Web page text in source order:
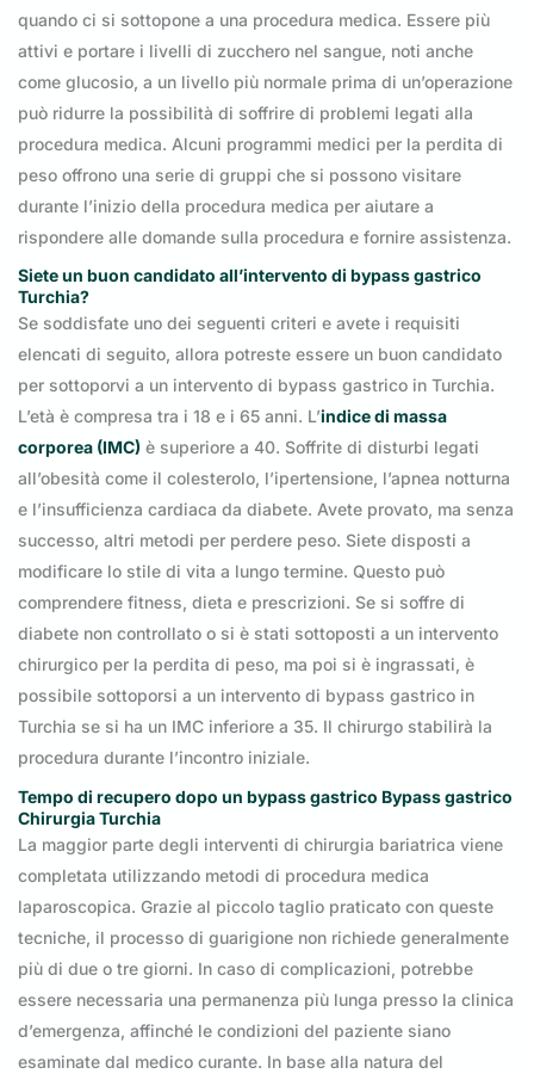
quando ci si sottopone a una procedura medica. Essere più
attivi e portare i livelli di zucchero nel sangue, noti anche
come glucosio, a un livello più normale prima di un’operazione
può ridurre la possibilità di soffrire di problemi legati alla
procedura medica. Alcuni programmi medici per la perdita di
peso offrono una serie di gruppi che si possono visitare
durante l’inizio della procedura medica per aiutare a
rispondere alle domande sulla procedura e fornire assistenza.
Siete un buon candidato all’intervento di bypass gastrico
Turchia?
Se soddisfate uno dei seguenti criteri e avete i requisiti
elencati di seguito, allora potreste essere un buon candidato
per sottoporvi a un intervento di bypass gastrico in Turchia.
L’età è compresa tra i 18 e i 65 anni. L’indice di massa
corporea (IMC) è superiore a 40. Soffrite di disturbi legati
all’obesità come il colesterolo, l’ipertensione, l’apnea notturna
e l’insufficienza cardiaca da diabete. Avete provato, ma senza
successo, altri metodi per perdere peso. Siete disposti a
modificare lo stile di vita a lungo termine. Questo può
comprendere fitness, dieta e prescrizioni. Se si soffre di
diabete non controllato o si è stati sottoposti a un intervento
chirurgico per la perdita di peso, ma poi si è ingrassati, è
possibile sottoporsi a un intervento di bypass gastrico in
Turchia se si ha un IMC inferiore a 35. Il chirurgo stabilirà la
procedura durante l’incontro iniziale.
Tempo di recupero dopo un bypass gastrico Bypass gastrico
Chirurgia Turchia
La maggior parte degli interventi di chirurgia bariatrica viene
completata utilizzando metodi di procedura medica
laparoscopica. Grazie al piccolo taglio praticato con queste
tecniche, il processo di guarigione non richiede generalmente
più di due o tre giorni. In caso di complicazioni, potrebbe
essere necessaria una permanenza più lunga presso la clinica
d’emergenza, affinché le condizioni del paziente siano
esaminate dal medico curante. In base alla natura del